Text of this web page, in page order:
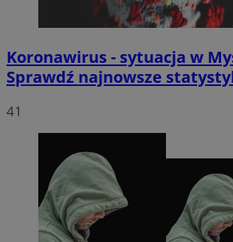
Koronawirus - sytuacja w
Sprawdź najnowsze
41